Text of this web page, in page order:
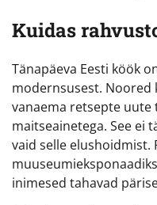
Kuidas
Tänapäeva Eesti köök
modernsusest. Noored
vanaema retsepte
maitseainetega. See ei
vaid selle elushoidmist.
inimesed tahavad